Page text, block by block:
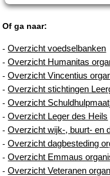
Of ga naar:
-Overzicht voedselbanken
-Overzicht Humanitas
-Overzicht Vincentius
-Overzicht stichtingen
-Overzicht
-Overzicht Leger des Heils
-Overzicht wijk-, buurt- en
-Overzicht dagbesteding
-Overzicht Emmaus
-Overzicht Veteranen